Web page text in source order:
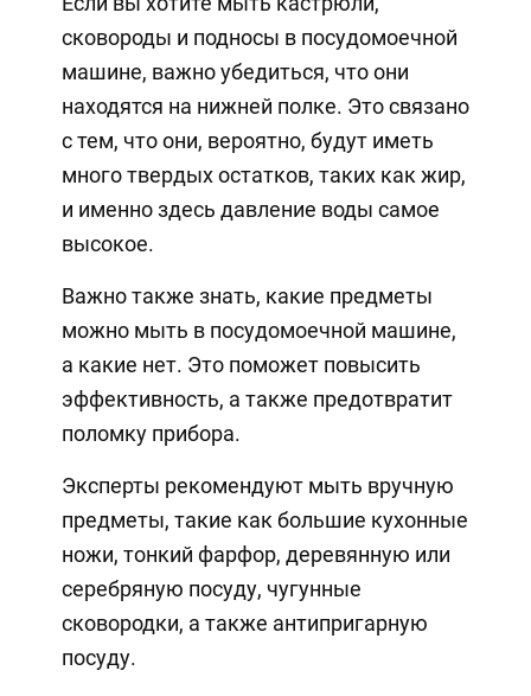
сковороды и подносы в посудомоечной
машине, важно убедиться, что они
находятся на нижней полке. Это связано
с тем, что они, вероятно, будут иметь
много твердых остатков, таких как жир,
и именно здесь давление воды самое
высокое.
Важно также знать, какие предметы
можно мыть в посудомоечной машине,
а какие нет. Это поможет повысить
эффективность, а также предотвратит
поломку прибора.
Эксперты рекомендуют мыть вручную
предметы, такие как большие кухонные
ножи, тонкий фарфор, деревянную или
серебряную посуду, чугунные
сковородки, а также антипригарную
посуду.